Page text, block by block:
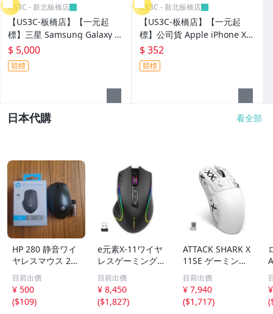
US3C - 新北板橋店
【US3C-板橋店】【一元起
標】三星 Samsung Galaxy Z
Fold4 SM-F9360 12G 512G 5
G 雪松綠 三星手機 二手手機
$ 5,000
競標
US3C - 新北板橋店
【US3C-板橋店】【一元起
標】公司貨 Apple iPhone XS
Max 256G 太空灰 6.5吋 1200
萬畫素 A12處理器 蘋果手機
二手手機
$ 352
競標
日本代購 看全部
HP 280 静音ワイ
ヤレスマウス 280
Silent Wireless
Mouse
目前出價
¥ 500
($109)
e元素X-11ワイヤ
レスゲーミングマ
ウス Bluetooth/
2.4G/有線 多ボタ
ン 9 プログラム
可能ボタン サイ
目前出價
¥ 8,450
($1,827)
ATTACK SHARK X
11SE ゲーミング
マウス スーパー
ライト 3モード接
続 ワイヤレス 無
線2.4g/Blue★ac
目前出價
¥ 7,940
($1,717)
(